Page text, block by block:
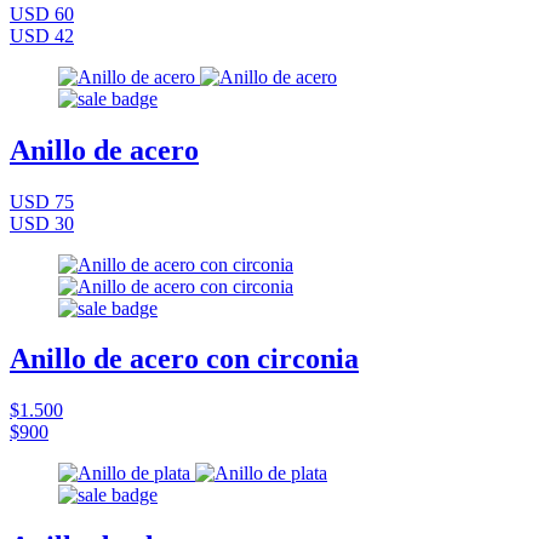
USD 60
USD 42
Anillo de acero
USD 75
USD 30
Anillo de acero con circonia
$1.500
$900